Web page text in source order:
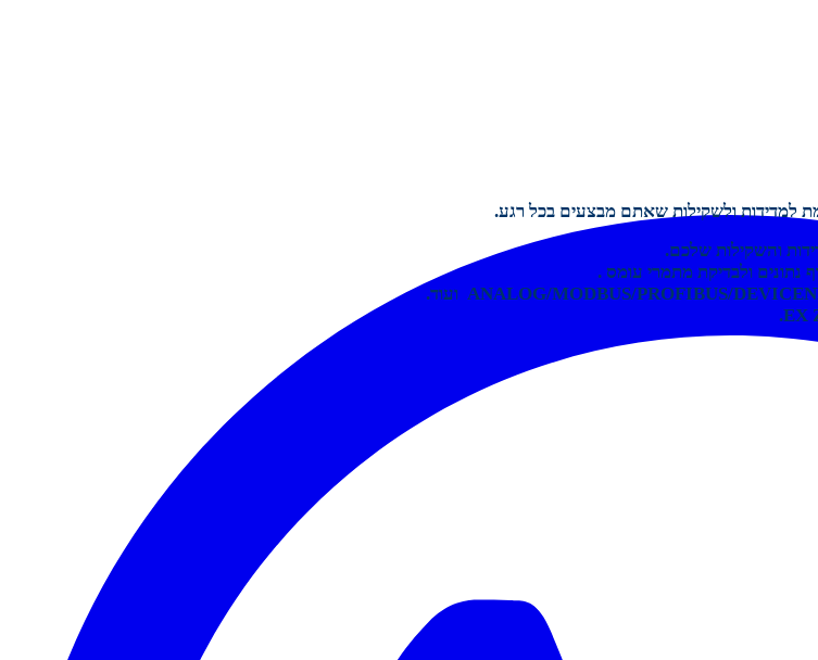
למדידות ולשקילות שאתם מבצעים בכל רגע.
והשקילות שלכם.
נתונים ולבדיקת מתמרי עומס .
ANALOG/MODBUS/PROFIBUS/ ועוד.
EX
.